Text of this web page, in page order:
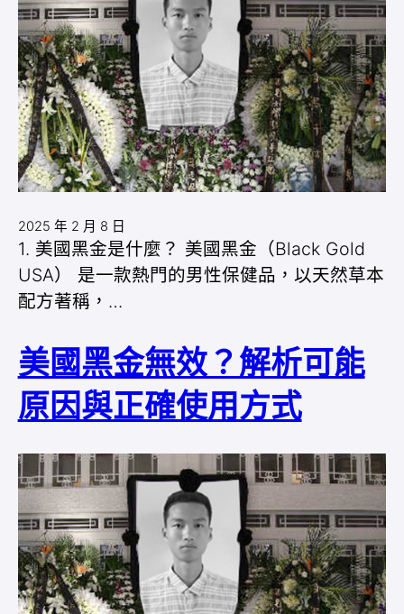
2025 年 2 月 8 日
1. 美國黑金是什麼？ 美國黑金（Black Gold
USA） 是一款熱門的男性保健品，以天然草本
配方著稱，…
美國黑金無效？解析可能
原因與正確使用方式